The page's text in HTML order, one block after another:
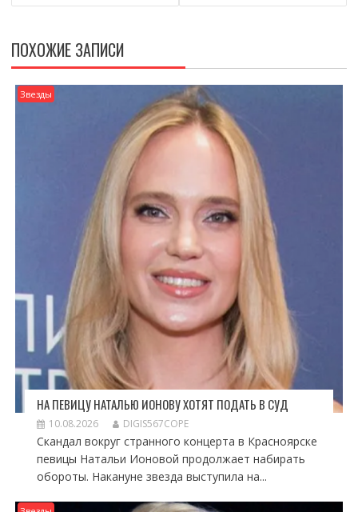
ПОХОЖИЕ ЗАПИСИ
Звезды
НА ПЕВИЦУ НАТАЛЬЮ ИОНОВУ ХОТЯТ ПОДАТЬ В СУД
10.08.2026 DIGIS567COPE
Скандал вокруг странного концерта в Красноярске
певицы Натальи Ионовой продолжает набирать
обороты. Накануне звезда выступила на...